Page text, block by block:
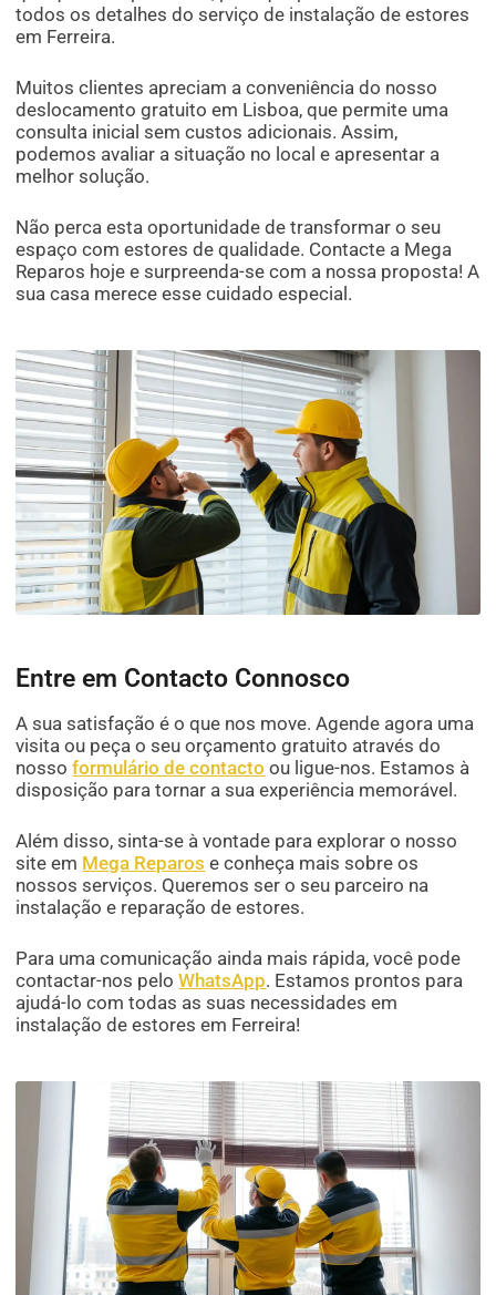
todos os detalhes do serviço de instalação de estores
em Ferreira.
Muitos clientes apreciam a conveniência do nosso
deslocamento gratuito em Lisboa, que permite uma
consulta inicial sem custos adicionais. Assim,
podemos avaliar a situação no local e apresentar a
melhor solução.
Não perca esta oportunidade de transformar o seu
espaço com estores de qualidade. Contacte a Mega
Reparos hoje e surpreenda-se com a nossa proposta! A
sua casa merece esse cuidado especial.
Entre em Contacto Connosco
A sua satisfação é o que nos move. Agende agora uma
visita ou peça o seu orçamento gratuito através do
nossoformulário de contacto ou ligue-nos. Estamos à
disposição para tornar a sua experiência memorável.
Além disso, sinta-se à vontade para explorar o nosso
site em Mega Reparos e conheça mais sobre os
nossos serviços. Queremos ser o seu parceiro na
instalação e reparação de estores.
Para uma comunicação ainda mais rápida, você pode
contactar-nos peloWhatsApp. Estamos prontos para
ajudá-lo com todas as suas necessidades em
instalação de estores em Ferreira!